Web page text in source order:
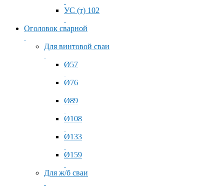
УС (т) 102
Оголовок сварной
Для винтовой сваи
Ø57
Ø76
Ø89
Ø108
Ø133
Ø159
Для ж/б сваи